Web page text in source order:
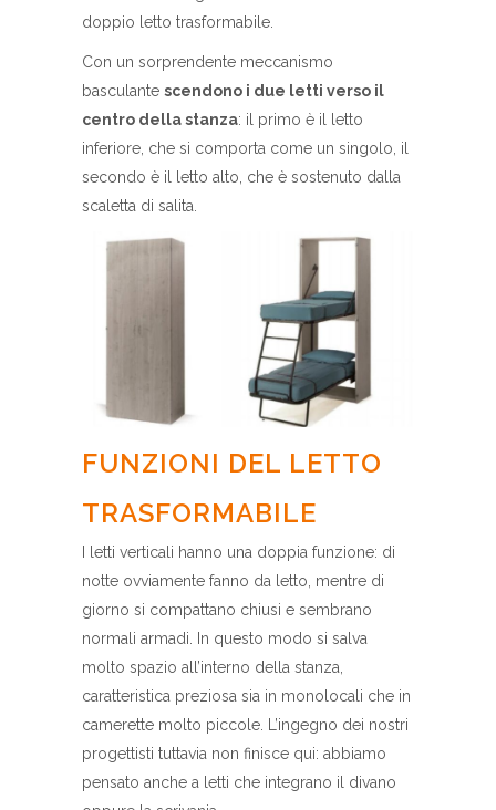
doppio letto trasformabile.
Con un sorprendente meccanismo
basculante scendono i due letti verso il
centro della stanza: il primo è il letto
inferiore, che si comporta come un singolo, il
secondo è il letto alto, che è sostenuto dalla
scaletta di salita.
FUNZIONI DEL LETTO
TRASFORMABILE
I letti verticali hanno una doppia funzione: di
notte ovviamente fanno da letto, mentre di
giorno si compattano chiusi e sembrano
normali armadi. In questo modo si salva
molto spazio all’interno della stanza,
caratteristica preziosa sia in monolocali che in
camerette molto piccole. L’ingegno dei nostri
progettisti tuttavia non finisce qui: abbiamo
pensato anche a letti che integrano il divano